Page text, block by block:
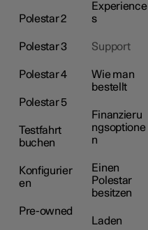
Polestar 2
Polestar 3
Polestar 4
Polestar 5
Testfahrt
buchen
Konfigurier
en
Pre-owned
Experience
s
Support
Wie man
bestellt
Finanzieru
ngsoptione
n
Einen
Polestar
besitzen
Laden